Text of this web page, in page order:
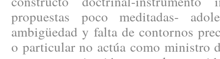
propuestas poco meditadas-
ambigüedad y falta de contornos
o particular no actúa como ministro